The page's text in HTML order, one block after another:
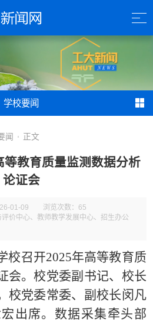
学校要闻
闻 正文
教育质量监测数据分析
论证会
01-09 浏览次数： 65
价中心、教师教学发展中心、招生办公
校召开2025年高等教育质
会。校党委副书记、校长
校党委常委、副校长闵凡
出席。 数据采集牵头部